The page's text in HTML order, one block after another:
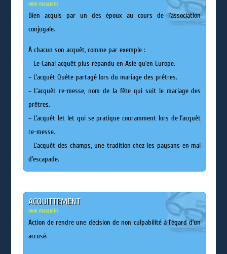
nom masculin
Bien acquis par un des époux au cours de l’association
conjugale.
À chacun son acquêt, comme par exemple :
– Le Canal acquêt plus répandu en Asie qu’en Europe.
– L’acquêt Quête partagé lors du mariage des prêtres.
– L’acquêt re-messe, nom de la fête qui suit le mariage des
prêtres.
– L’acquêt let let qui se pratique couramment lors de l’acquêt
re-messe.
– L’acquêt des champs, une tradition chez les paysans en mal
d’escapade.
ACQUITTEMENT
nom masculin
Action de rendre une décision de non culpabilité à l’égard d’un
accusé.